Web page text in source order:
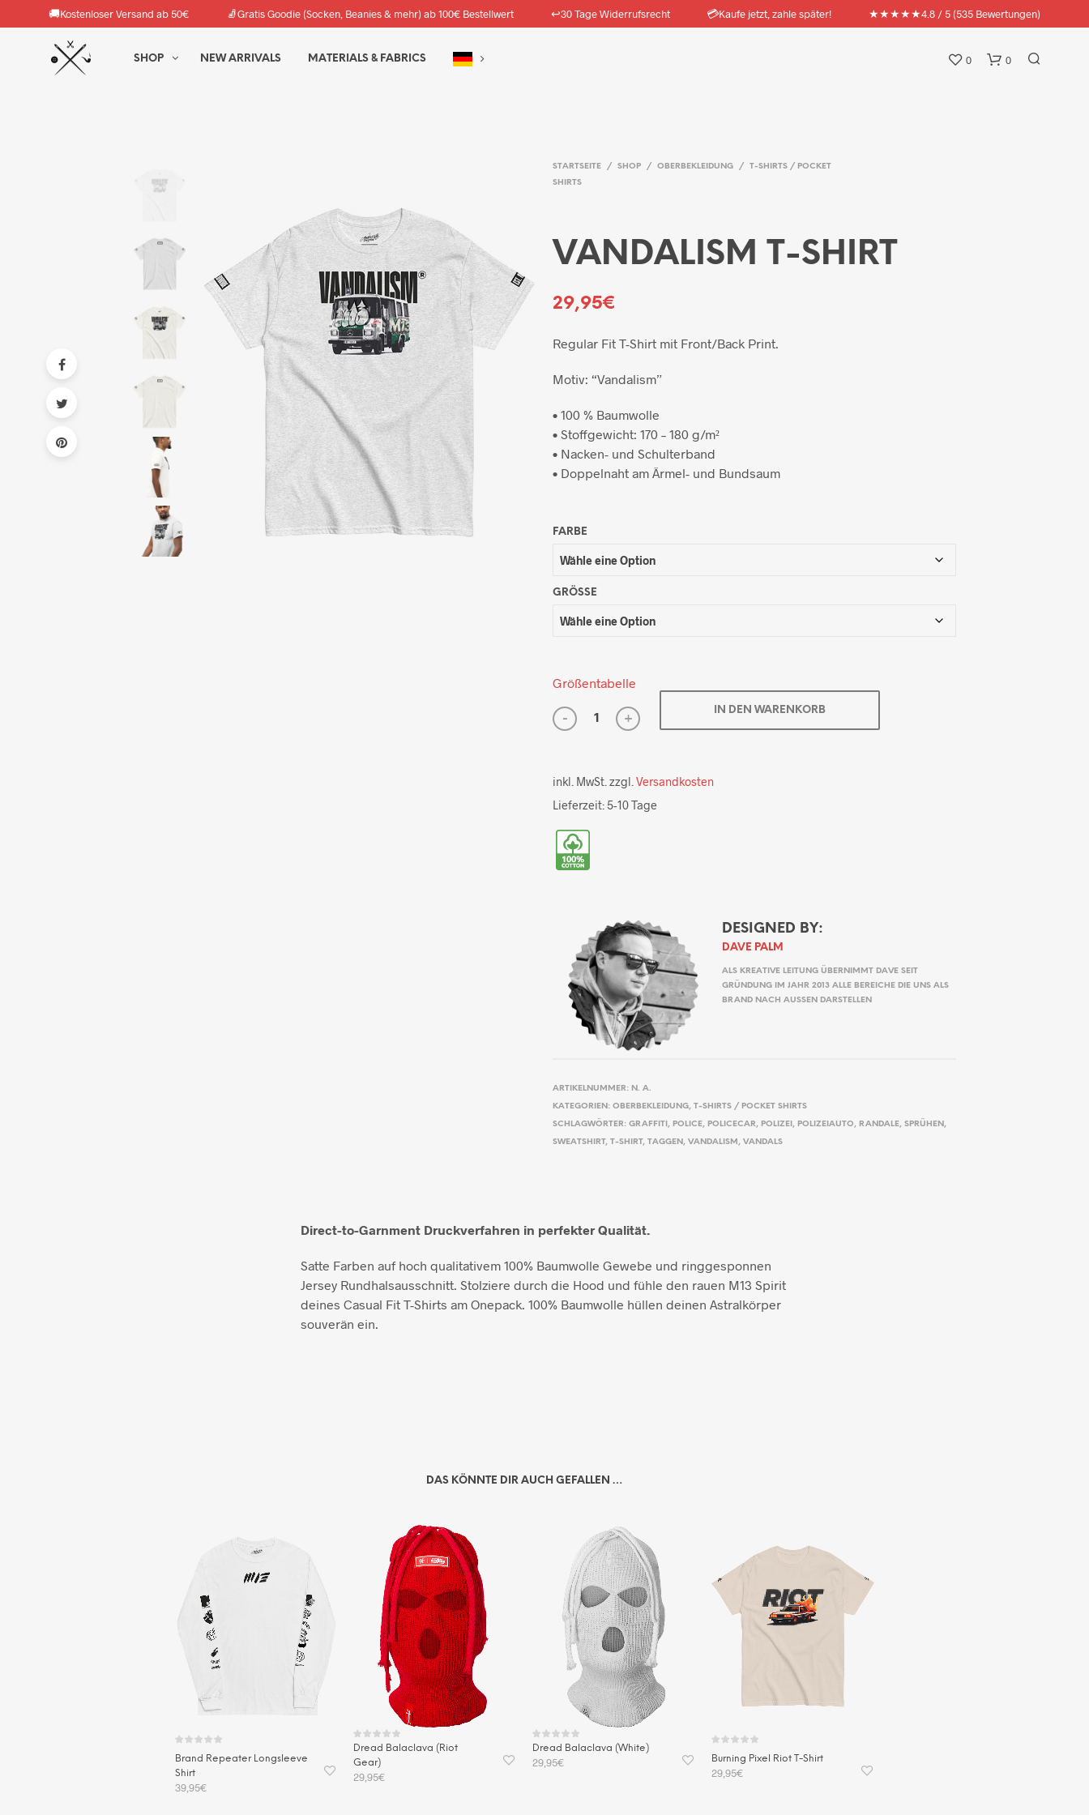
🚚Kostenloser Versand ab 50€ 🧦Gratis Goodie (Socken, Beanies & mehr) ab 100€ Bestellwert ↩️30 Tage Widerrufsrecht 💳Kaufe jetzt, zahle später! ★★★★★4.8 / 5 (535 Bewertungen)
0 0
SHOP NEW ARRIVALS MATERIALS & FABRICS
STARTSEITE / SHOP / OBERBEKLEIDUNG /
T-SHIRTS / POCKET
SHIRTS
VANDALISM T-SHIRT
29,95€
Regular Fit T-Shirt mit Front/Back Print.
Motiv: “Vandalism”
• 100 % Baumwolle
• Stoffgewicht: 170 – 180 g/m²
• Nacken- und Schulterband
• Doppelnaht am Ärmel- und Bundsaum
FARBE
GRÖSSE
Größentabelle
IN DEN WARENKORB
inkl. MwSt. zzgl. Versandkosten
Lieferzeit:5-10 Tage
DESIGNED BY:
DAVE PALM
ALS KREATIVE LEITUNG ÜBERNIMMT DAVE SEIT
GRÜNDUNG IM JAHR 2013 ALLE BEREICHE DIE UNS ALS
BRAND NACH AUSSEN DARSTELLEN
ARTIKELNUMMER: N. A.
KATEGORIEN: OBERBEKLEIDUNG, T-SHIRTS / POCKET SHIRTS
SCHLAGWÖRTER: GRAFFITI , POLICE, POLICECAR, POLIZEI , POLIZEIAUTO, RANDALE, SPRÜHEN ,
SWEATSHIRT, T-SHIRT, TAGGEN , VANDALISM , VANDALS
Direct-to-Garnment Druckverfahren in perfekter Qualität.
Satte Farben auf hoch qualitativem 100% Baumwolle Gewebe und ringgesponnen
Jersey Rundhalsausschnitt. Stolziere durch die Hood und fühle den rauen M13 Spirit
deines Casual Fit T-Shirts am Onepack. 100% Baumwolle hüllen deinen Astralkörper
souverän ein.
DAS KÖNNTE DIR AUCH GEFALLEN …
Brand Repeater Longsleeve
Shirt
39,95€
Dread Balaclava (Riot
Gear)
29,95€
Dread Balaclava (White)
29,95€ Burning Pixel Riot T-Shirt
29,95€